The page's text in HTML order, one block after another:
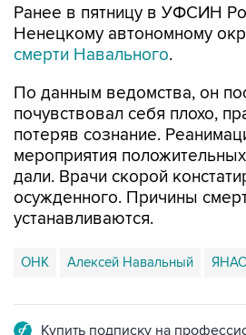
смерти Навального.
По данным ведомства, он
потеряв сознание.
мероприятия
дали. Врачи скорой
осужденного. Причины
устанавливаются.
ОНК Алексей Навальный
Подписаться на рассылку